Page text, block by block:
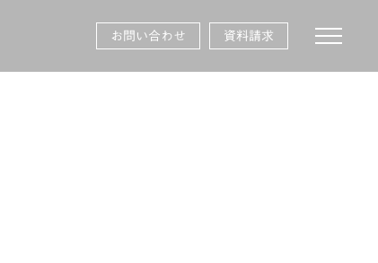
toggle
お問い合わせ 資料請求